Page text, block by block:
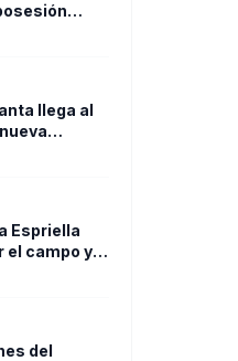
De la
llega al
Espriella
el campo y
del Estado
del